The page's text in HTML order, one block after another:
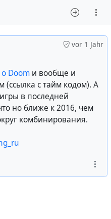
vor 1 Jahr
Doom и вообще и
(ссылка с тайм кодом). А
в последней
но ближе к 2016, чем
комбинирования.